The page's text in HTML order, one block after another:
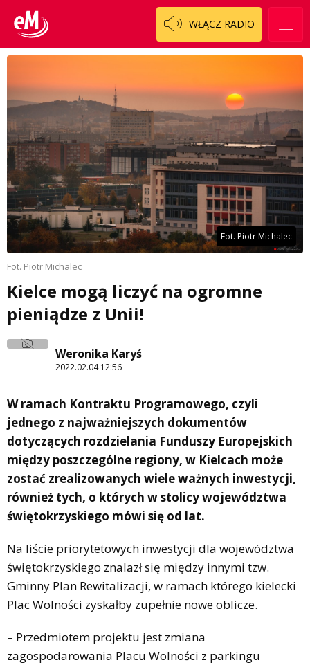
WŁĄCZ RADIO
Fot. Piotr Michalec
Fot. Piotr Michalec
Kielce mogą liczyć na ogromne
pieniądze z Unii!
Weronika Karyś
2022.02.04 12:56
W ramach Kontraktu Programowego, czyli
jednego z najważniejszych dokumentów
dotyczących rozdzielania Funduszy Europejskich
między poszczególne regiony, w Kielcach może
zostać zrealizowanych wiele ważnych inwestycji,
również tych, o których w stolicy województwa
świętokrzyskiego mówi się od lat.
Na liście priorytetowych inwestycji dla województwa
świętokrzyskiego znalazł się między innymi tzw.
Gminny Plan Rewitalizacji, w ramach którego kielecki
Plac Wolności zyskałby zupełnie nowe oblicze.
– Przedmiotem projektu jest zmiana
zagospodarowania Placu Wolności z parkingu